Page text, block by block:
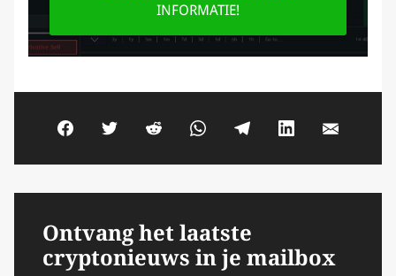
INFORMATIE!
Ontvang het laatste
cryptonieuws in je mailbox